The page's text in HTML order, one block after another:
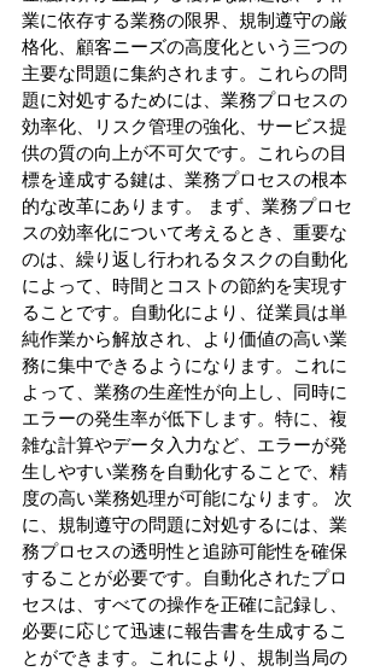
業に依存する業務の限界、規制遵守の厳
格化、顧客ニーズの高度化という三つの
主要な問題に集約されます。これらの問
題に対処するためには、業務プロセスの
効率化、リスク管理の強化、サービス提
供の質の向上が不可欠です。これらの目
標を達成する鍵は、業務プロセスの根本
的な改革にあります。 まず、業務プロセ
スの効率化について考えるとき、重要な
のは、繰り返し行われるタスクの自動化
によって、時間とコストの節約を実現す
ることです。自動化により、従業員は単
純作業から解放され、より価値の高い業
務に集中できるようになります。これに
よって、業務の生産性が向上し、同時に
エラーの発生率が低下します。特に、複
雑な計算やデータ入力など、エラーが発
生しやすい業務を自動化することで、精
度の高い業務処理が可能になります。 次
に、規制遵守の問題に対処するには、業
務プロセスの透明性と追跡可能性を確保
することが必要です。自動化されたプロ
セスは、すべての操作を正確に記録し、
必要に応じて迅速に報告書を生成するこ
とができます。これにより、規制当局の